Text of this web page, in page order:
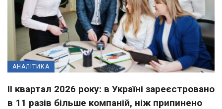
АНАЛІТИКА
II квартал 2026 року: в Україні зареєстровано
в 11 разів більше компаній, ніж припинено